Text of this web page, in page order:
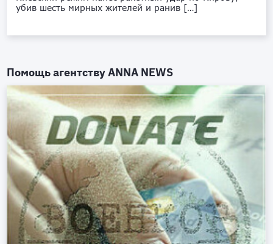
убив шесть мирных жителей и ранив […]
Помощь агентствуANNA NEWS